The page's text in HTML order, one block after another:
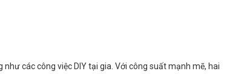
các công việc DIY tại gia. Với công suất mạnh mẽ, hai